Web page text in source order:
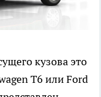
кузова это
T6 или Ford